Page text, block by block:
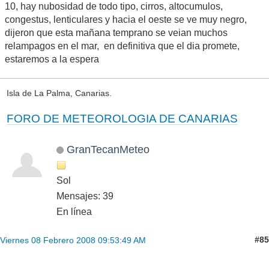
10, hay nubosidad de todo tipo, cirros, altocumulos,
congestus, lenticulares y hacia el oeste se ve muy negro,
dijeron que esta mañana temprano se veian muchos
relampagos en el mar, en definitiva que el dia promete,
estaremos a la espera
Isla de La Palma, Canarias.
FORO DE METEOROLOGIA DE CANARIAS
GranTecanMeteo
Sol
Mensajes: 39
En línea
Viernes 08 Febrero 2008 09:53:49 AM #85